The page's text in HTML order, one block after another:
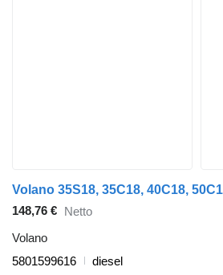
148,76 €
Netto
Volano
5801599616
diesel